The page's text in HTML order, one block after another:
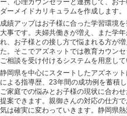
ー、心理カウンセラーと連携して、お
ダーメイドカリキュラムを作成します。
成績アップはお子様に合った学習環境
大事です。夫婦共働きが増え、また学
れ、お子様との接し方で悩まれる方が増
た。そこでアズネットでは教育カウン
ご相談を受け付けるシステムを用意して
静岡県を中心にスタートしたアズネッ
による指導歴、23年間の成功例を蓄積し
ご家庭での悩みとお子様の現状に合わ
提案できます。親御さんの対応の仕方
気は確実に変わっていきます。静岡県